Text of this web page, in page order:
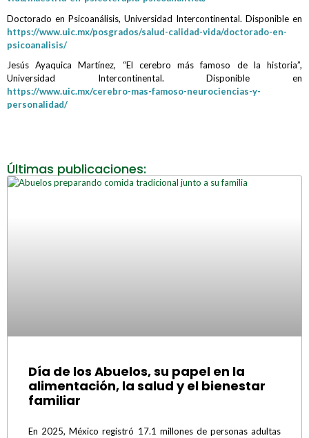
Doctorado en Psicoanálisis, Universidad Intercontinental. Disponible en
https://www.uic.mx/posgrados/salud-calidad-vida/doctorado-en-
psicoanalisis/
Jesús Ayaquica Martínez, “El cerebro más famoso de la historia”,
Universidad Intercontinental. Disponible en
https://www.uic.mx/cerebro-mas-famoso-neurociencias-y-
personalidad/
Últimas publicaciones:
Día de los Abuelos, su papel en la
alimentación, la salud y el bienestar
familiar
En 2025, México registró 17.1 millones de personas adultas